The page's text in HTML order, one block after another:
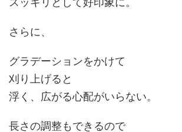
さらに、
グラデーションをかけて
刈り上げると
浮く、広がる心配がいらない。
長さの調整もできるので